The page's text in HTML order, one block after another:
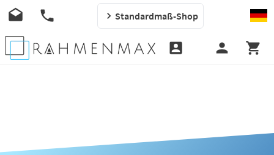
Standardmaß-Shop